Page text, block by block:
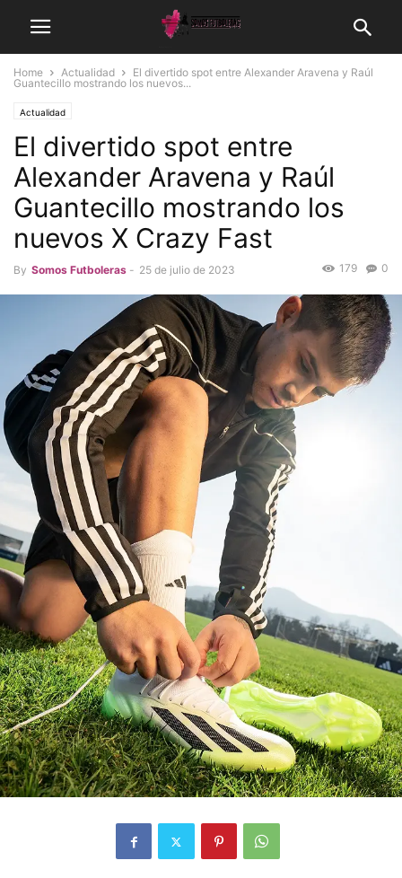
Home Actualidad
El divertido spot entre Alexander Aravena y Raúl
Guantecillo mostrando los nuevos...
Actualidad
El divertido spot entre
Alexander Aravena y Raúl
Guantecillo mostrando los
nuevos X Crazy Fast
By Somos Futboleras - 25 de julio de 2023 0
179